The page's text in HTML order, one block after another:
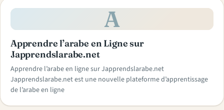
A
Apprendre l’arabe en Ligne sur
Japprendslarabe.net
Apprendre l’arabe en ligne sur Japprendslarabe.net
Japprendslarabe.net est une nouvelle plateforme d’apprentissage
de l’arabe en ligne